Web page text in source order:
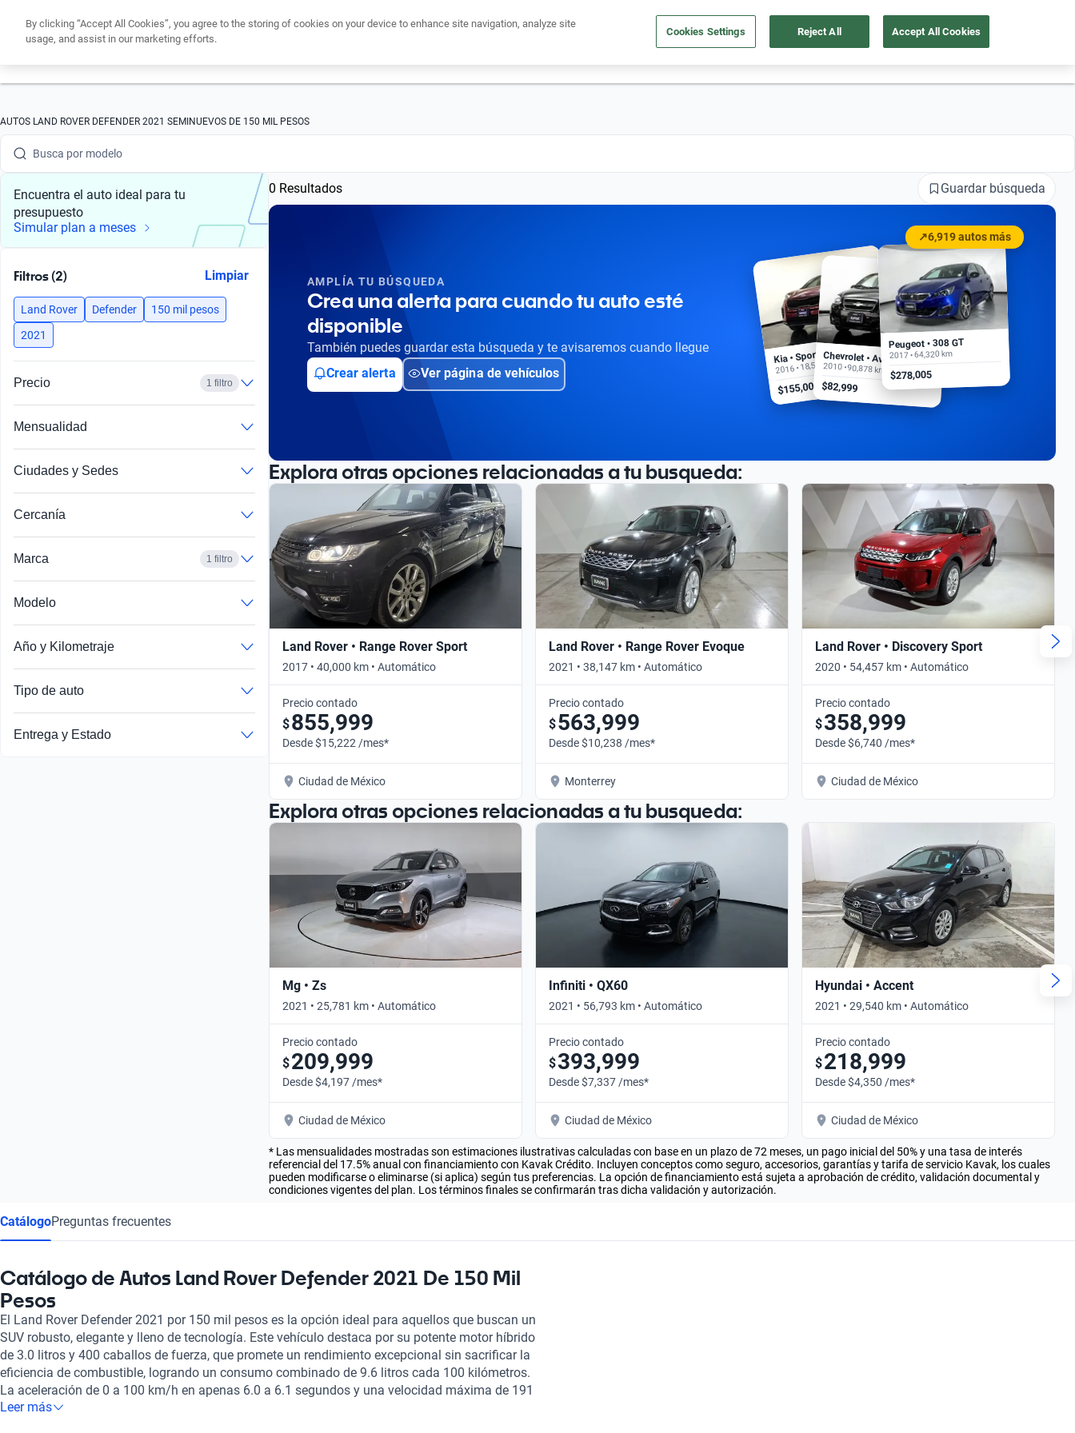
Cuida tu auto Nosotros 55 4162 9202 Ubicación
AUTOS LAND ROVER DEFENDER 2021 SEMINUEVOS DE 150 MIL PESOS
Busca por marca
Busca por modelo
Busca por versión
Busca por año
Busca por modelo
Busca por versión
Busca por año
Encuentra el auto ideal para tu
presupuesto
Simular plan a meses
Filtros (2) Limpiar
Land Rover Defender
150 mil pesos
2021
Precio 1 filtro
Mensualidad
Ciudades y Sedes
Cercanía
Marca 1 filtro
Modelo
Año y Kilometraje
Tipo de auto
Entrega y Estado
0 Resultados Guardar búsqueda
AMPLÍA TU BÚSQUEDA
Crea una alerta para cuando tu auto esté
disponible
También puedes guardar esta búsqueda y te avisaremos cuando llegue
Crear alerta
Ver página de vehículos
↗6,919 autos más
Kia • Sportage EX
2016 • 18,500 km
$155,000
Chevrolet • Aveo
2010 • 90,878 km
$82,999
Peugeot • 308 GT
2017 • 64,320 km
$278,005
Explora otras opciones relacionadas a tu busqueda:
Land Rover • Range Rover Sport
2017 • 40,000 km • Automático
Precio contado
$855,999
Desde $15,222 /mes*
Ciudad de México
Land Rover • Range Rover Evoque
2021 • 38,147 km • Automático
Precio contado
$563,999
Desde $10,238 /mes*
Monterrey
Land Rover • Discovery Sport
2020 • 54,457 km • Automático
Precio contado
$358,999
Desde $6,740 /mes*
Ciudad de México
Explora otras opciones relacionadas a tu busqueda:
Mg • Zs
2021 • 25,781 km • Automático
Precio contado
$209,999
Desde $4,197 /mes*
Ciudad de México
Infiniti • QX60
2021 • 56,793 km • Automático
Precio contado
$393,999
Desde $7,337 /mes*
Ciudad de México
Hyundai • Accent
2021 • 29,540 km • Automático
Precio contado
$218,999
Desde $4,350 /mes*
Ciudad de México
* Las mensualidades mostradas son estimaciones ilustrativas calculadas con base en un plazo de 72 meses, un pago inicial del 50% y una tasa de interés
referencial del 17.5% anual con financiamiento con Kavak Crédito. Incluyen conceptos como seguro, accesorios, garantías y tarifa de servicio Kavak, los cuales
pueden modificarse o eliminarse (si aplica) según tus preferencias. La opción de financiamiento está sujeta a aprobación de crédito, validación documental y
condiciones vigentes del plan. Los términos finales se confirmarán tras dicha validación y autorización.
CatálogoPreguntas frecuentes
Catálogo de Autos Land Rover Defender 2021 De 150 Mil
Pesos
El Land Rover Defender 2021 por 150 mil pesos es la opción ideal para aquellos que buscan un
SUV robusto, elegante y lleno de tecnología. Este vehículo destaca por su potente motor híbrido
de 3.0 litros y 400 caballos de fuerza, que promete un rendimiento excepcional sin sacrificar la
eficiencia de combustible, logrando un consumo combinado de 9.6 litros cada 100 kilómetros.
La aceleración de 0 a 100 km/h en apenas 6.0 a 6.1 segundos y una velocidad máxima de 191
km/h hacen de este modelo una maravilla en la carretera. Además, su capacidad para albergar
Leer más
By clicking “Accept All Cookies”, you agree to the storing of cookies on your device to enhance site navigation, analyze site
usage, and assist in our marketing efforts.
Cookies Settings Reject All Accept All Cookies